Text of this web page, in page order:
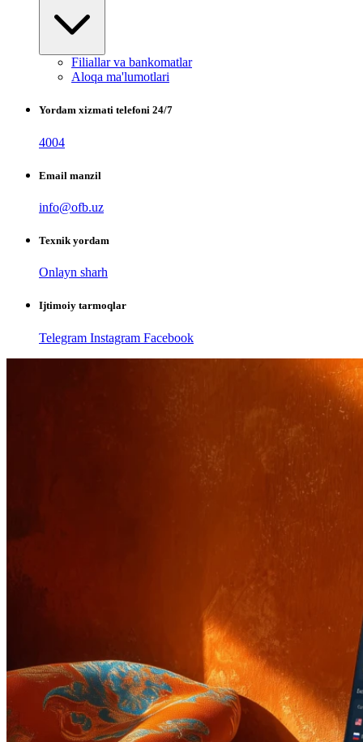
Filiallar va bankomatlar
Aloqa ma'lumotlari
Yordam xizmati telefoni 24/7
4004
Email manzil
info@ofb.uz
Texnik yordam
Onlayn sharh
Ijtimoiy tarmoqlar
Telegram Instagram Facebook